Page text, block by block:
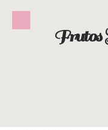
Frutos